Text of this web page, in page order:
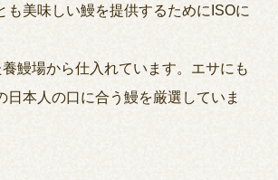
も美味しい鰻を提供するためにISOに
鰻場から仕入れています。エサにも
日本人の口に合う鰻を厳選していま